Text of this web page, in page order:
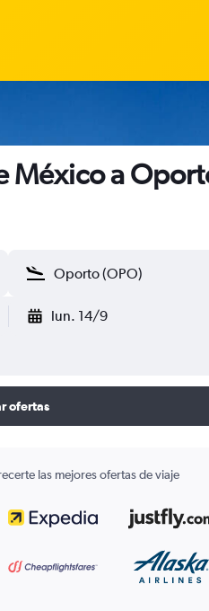
México a
lun. 14/9
ofertas
las mejores ofertas de viaje